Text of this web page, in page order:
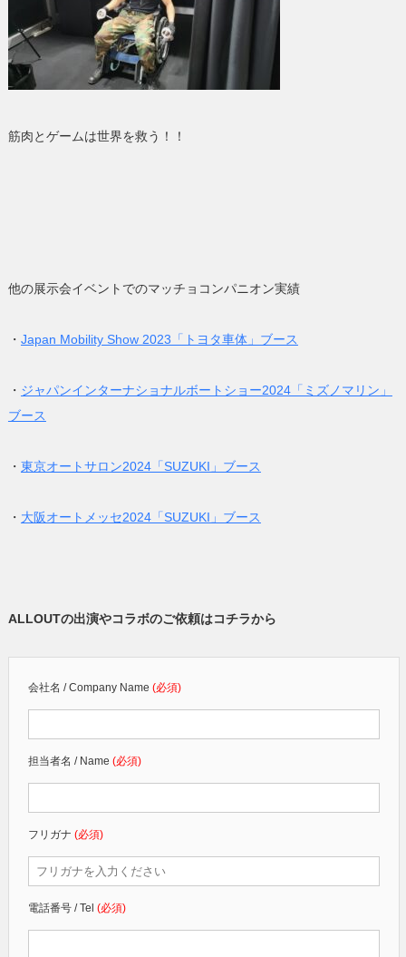
筋肉とゲームは世界を救う！！
他の展示会イベントでのマッチョコンパニオン実績
・ Japan Mobility Show 2023「トヨタ車体」ブース
・ ジャパンインターナショナルボートショー2024「ミズノマリン」
ブース
・ 東京オートサロン2024「SUZUKI」ブース
・ 大阪オートメッセ2024「SUZUKI」ブース
ALLOUTの出演やコラボのご依頼はコチラから
会社名 / Company Name (必須)
担当者名 / Name (必須)
フリガナ (必須)
電話番号 / Tel (必須)